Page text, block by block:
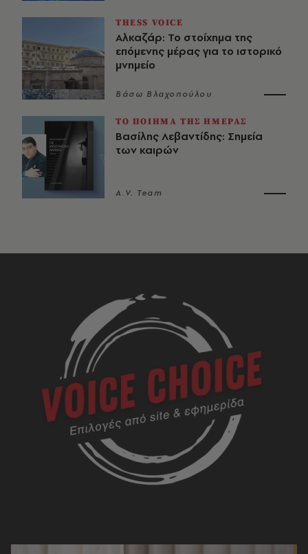
THESS VOICE
Αλκαζάρ: Το στοίχημα της
επόμενης μέρας για το ιστορικό
μνημείο
Βάσω Βλαχοπούλου
ΤΟ ΠΟΙΗΜΑ ΤΗΣ ΗΜΕΡΑΣ
Βασίλης Λεβαντίδης: Σημεία
των καιρών
A.V. Team